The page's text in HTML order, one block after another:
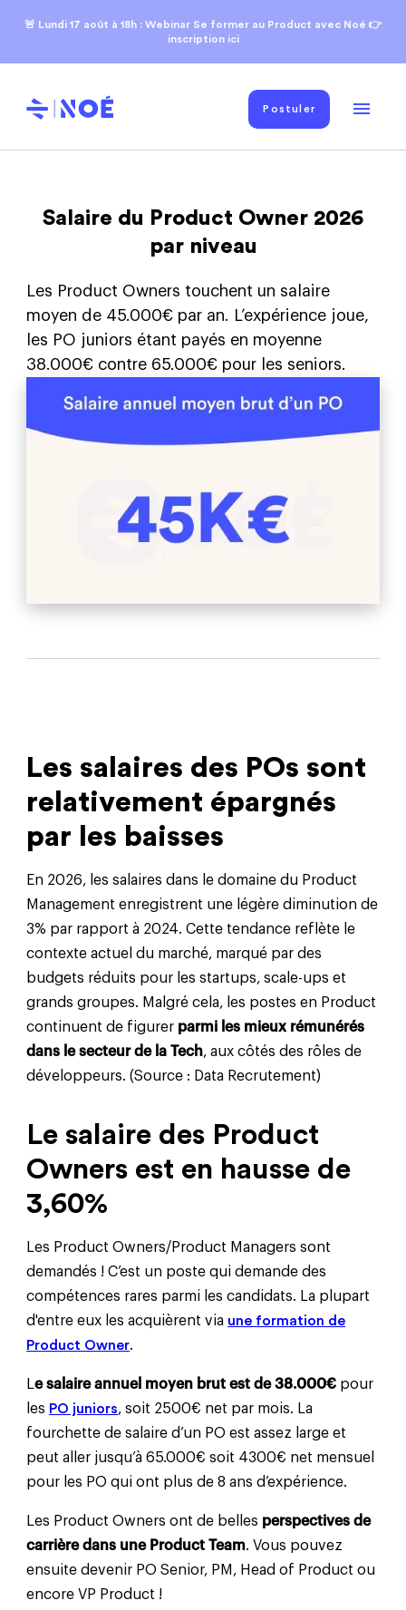
🚨 Lundi 17 août à 18h : Webinar Se former au Product avec Noé 👉
inscription ici
Postuler
Salaire du Product Owner 2026
par niveau
Les Product Owners touchent un salaire
moyen de 45.000€ par an. L’expérience joue,
les PO juniors étant payés en moyenne
38.000€ contre 65.000€ pour les seniors.
Les salaires des POs sont
relativement épargnés
par les baisses
En 2026, les salaires dans le domaine du Product
Management enregistrent une légère diminution de
3% par rapport à 2024. Cette tendance reflète le
contexte actuel du marché, marqué par des
budgets réduits pour les startups, scale-ups et
grands groupes. Malgré cela, les postes en Product
continuent de figurer parmi les mieux rémunérés
dans le secteur de la Tech, aux côtés des rôles de
développeurs. (Source : Data Recrutement)
Le salaire des Product
Owners est en hausse de
3,60%
Les Product Owners/Product Managers sont
demandés ! C’est un poste qui demande des
compétences rares parmi les candidats. La plupart
d'entre eux les acquièrent via une formation de
Product Owner.
Le salaire annuel moyen brut est de 38.000€ pour
les PO juniors, soit 2500€ net par mois. La
fourchette de salaire d’un PO est assez large et
peut aller jusqu’à 65.000€ soit 4300€ net mensuel
pour les PO qui ont plus de 8 ans d’expérience.
Les Product Owners ont de belles perspectives de
carrière dans une Product Team. Vous pouvez
ensuite devenir PO Senior, PM, Head of Product ou
encore VP Product !